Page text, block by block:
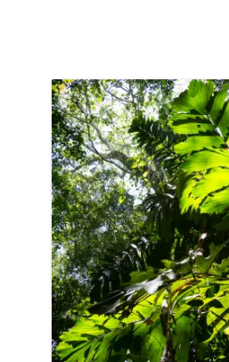
PRÉSENTATION
AVANT DE PARTIR
CARNET DE ROUTE
EN IMAGES
NOS BONNES ADRESSES